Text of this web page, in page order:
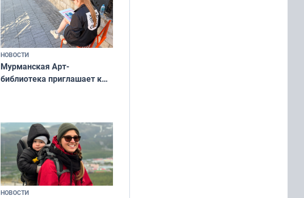
НОВОСТИ
Мурманская Арт-
библиотека приглашает к
НОВОСТИ